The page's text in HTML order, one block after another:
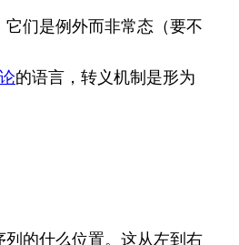
们是例外而非常态（要不
的语言，转义机制是形为
的什么位置。这从左到右